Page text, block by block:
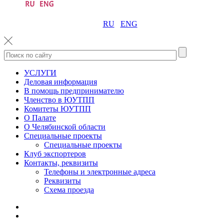
RU ENG
УСЛУГИ
Деловая информация
В помощь предпринимателю
Членство в ЮУТПП
Комитеты ЮУТПП
О Палате
О Челябинской области
Специальные проекты
Специальные проекты
Клуб экспортеров
Контакты, реквизиты
Телефоны и электронные адреса
Реквизиты
Схема проезда